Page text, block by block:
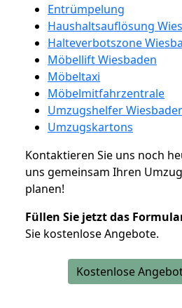
Entrümpelung
Haushaltsauflösung
Halteverbotszone
Möbellift Wiesbaden
Möbeltaxi
Möbelmitfahrzentrale
Umzugshelfer
Umzugskartons
Kontaktieren Sie uns noch
uns gemeinsam Ihren
planen!
Füllen Sie jetzt das
Sie kostenlose Angebote.
Kostenlose